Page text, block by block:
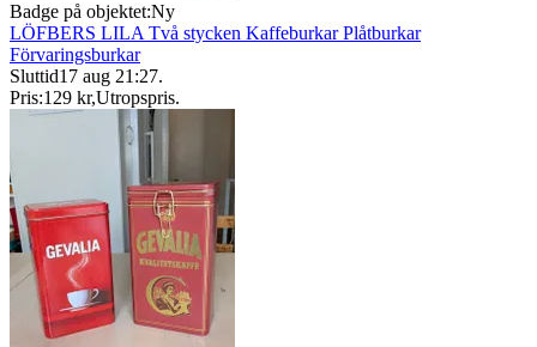
Badge på objektet:Ny
LÖFBERS LILA Två stycken Kaffeburkar Plåtburkar
Förvaringsburkar
Sluttid17 aug 21:27.
Pris:129 kr,Utropspris.